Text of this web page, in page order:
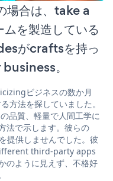
合は、take a
を製造している
がcraftsを持っ
。
ビジネスの数か月
方法を探していました。
品質、軽量で人間工学に
法で示します。彼らの
提供しませんでした。彼
third-party apps
のように見えず、不格好